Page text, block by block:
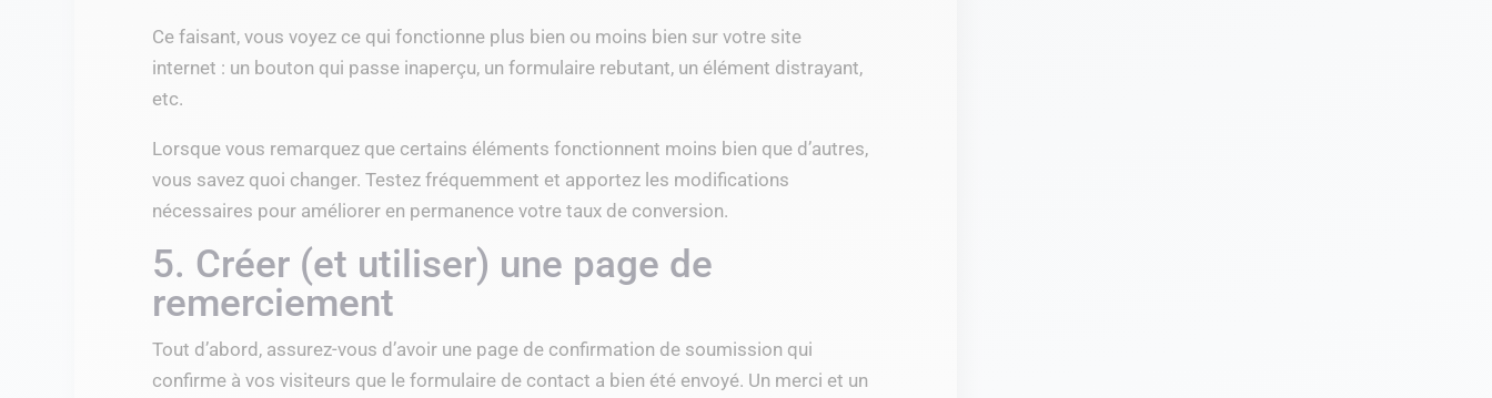
Ce faisant, vous voyez ce qui fonctionne plus bien ou moins bien sur votre site
internet : un bouton qui passe inaperçu, un formulaire rebutant, un élément distrayant,
etc.
Lorsque vous remarquez que certains éléments fonctionnent moins bien que d’autres,
vous savez quoi changer. Testez fréquemment et apportez les modifications
nécessaires pour améliorer en permanence votre taux de conversion.
5. Créer (et utiliser) une page de
remerciement
Tout d’abord, assurez-vous d’avoir une page de confirmation de soumission qui
confirme à vos visiteurs que le formulaire de contact a bien été envoyé. Un merci et un